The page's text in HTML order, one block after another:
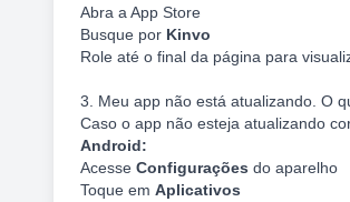
Abra a App Store
Busque por Kinvo
Role até o final da página para
3. Meu app não está atualizando. O
Caso o app não esteja atualizando
Android:
Acesse Configurações do aparelho
Toque em Aplicativos